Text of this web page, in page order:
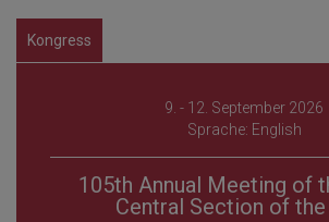
Kongress
9. - 12. September 2026
Sprache: English
105th Annual Meeting of
Central Section of the